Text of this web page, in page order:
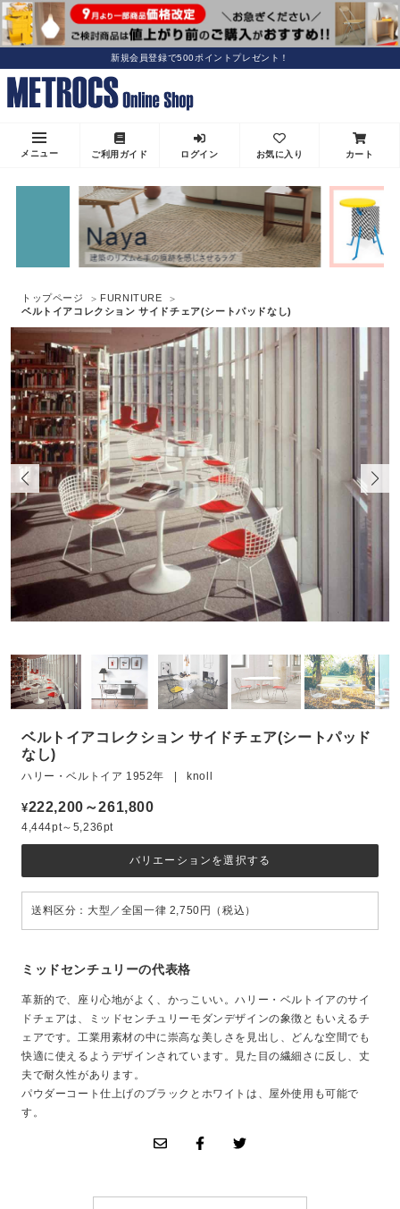
新規会員登録で500ポイントプレゼント！
メニュー ご利用ガイド ログイン お気に入り カート
トップページ
FURNITURE
ベルトイアコレクション サイドチェア(シートパッドなし)
ベルトイアコレクション サイドチェア(シートパッド
なし)
ハリー・ベルトイア 1952年 | knoll
¥222,200～261,800
4,444pt～5,236pt
ミッドセンチュリーの代表格
革新的で、座り心地がよく、かっこいい。ハリー・ベルトイアのサイ
ドチェアは、ミッドセンチュリーモダンデザインの象徴ともいえるチ
ェアです。工業用素材の中に崇高な美しさを見出し、どんな空間でも
快適に使えるようデザインされています。見た目の繊細さに反し、丈
夫で耐久性があります。
パウダーコート仕上げのブラックとホワイトは、屋外使用も可能で
す。
バリエーションを選択する
送料区分：大型／全国一律 2,750円（税込）